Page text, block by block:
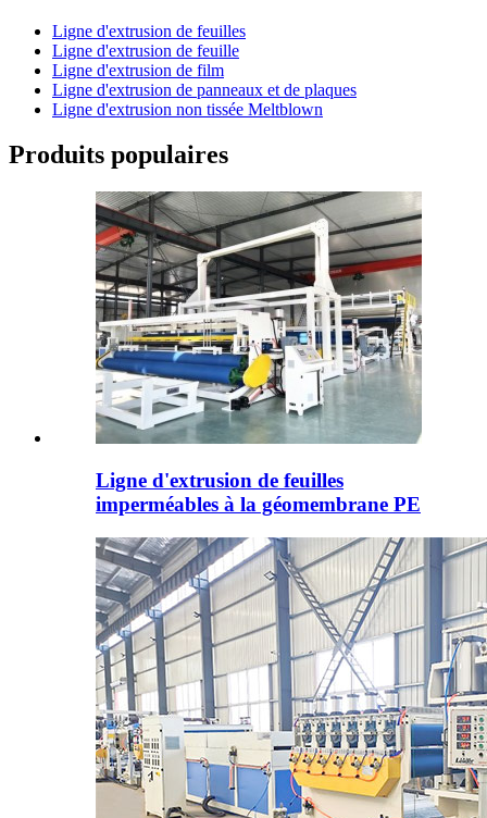
Ligne d'extrusion de feuilles
Ligne d'extrusion de feuille
Ligne d'extrusion de film
Ligne d'extrusion de panneaux et de plaques
Ligne d'extrusion non tissée Meltblown
Produits populaires
Ligne d'extrusion de feuilles
imperméables à la géomembrane PE